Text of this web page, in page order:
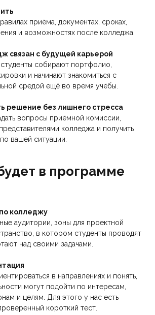
приёма, документах, сроках,
и возможностях после колледжа.
связан с будущей карьерой
собирают портфолио,
и начинают знакомиться с
средой ещё во время учёбы.
решение без лишнего стресса
вопросы приёмной комиссии,
колледжа и получить
вашей ситуации.
в программе
колледжу
аудитории, зоны для проектной
в котором студенты проводят
над своими задачами.
в направлениях и понять,
могут подойти по интересам,
и целям. Для этого у нас есть
короткий тест.